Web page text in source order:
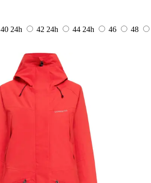
40 24h 42 24h 44 24h 46
48